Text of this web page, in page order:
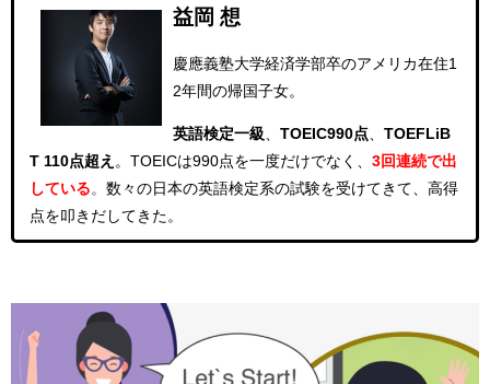
益岡 想
慶應義塾大学経済学部卒のアメリカ在住1
2年間の帰国子女。
英語検定一級 、TOEIC990点 、TOEFLiB
T 110点超え 。 TOEICは990点を一度だけでなく、 3回連続で出
している 。 数々の日本の英語検定系の試験を受けてきて、高得
点を叩きだしてきた。